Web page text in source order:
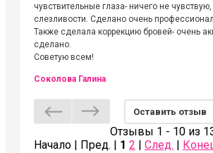
чувствительные глаза- ничего не
слезливости. Сделано очень
Также сделала коррекцию бровей- очень
сделано.
Советую всем!
Соколова Галина
Оставить отзыв
Отзывы 1 - 10 из
Начало | Пред. | 1 2 След.